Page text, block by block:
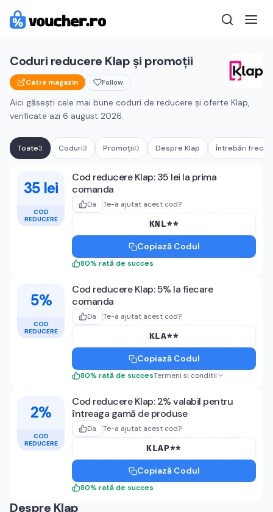
Coduri reducere Klap și promoții
Catre magazin Follow
Aici găsești cele mai bune coduri de reducere și oferte Klap,
verificate azi 6 august 2026.
Toate3 Coduri3 Promoții0 Despre Klap Întrebări
Cupoane activeKlap
35 lei
COD
REDUCERE
Cod reducere Klap: 35 lei la prima
comanda
Da Te-a ajutat acest cod?
KNL**
Copiază Codul
80% rată de succes
5%
COD
REDUCERE
Cod reducere Klap: 5% la fiecare
comanda
Da Te-a ajutat acest cod?
KLA**
Copiază Codul
80% rată de succesTermeni si conditii
2%
COD
REDUCERE
Cod reducere Klap: 2% valabil pentru
întreaga gamă de produse
Da Te-a ajutat acest cod?
KLAP**
Copiază Codul
80% rată de succes
Despre Klap